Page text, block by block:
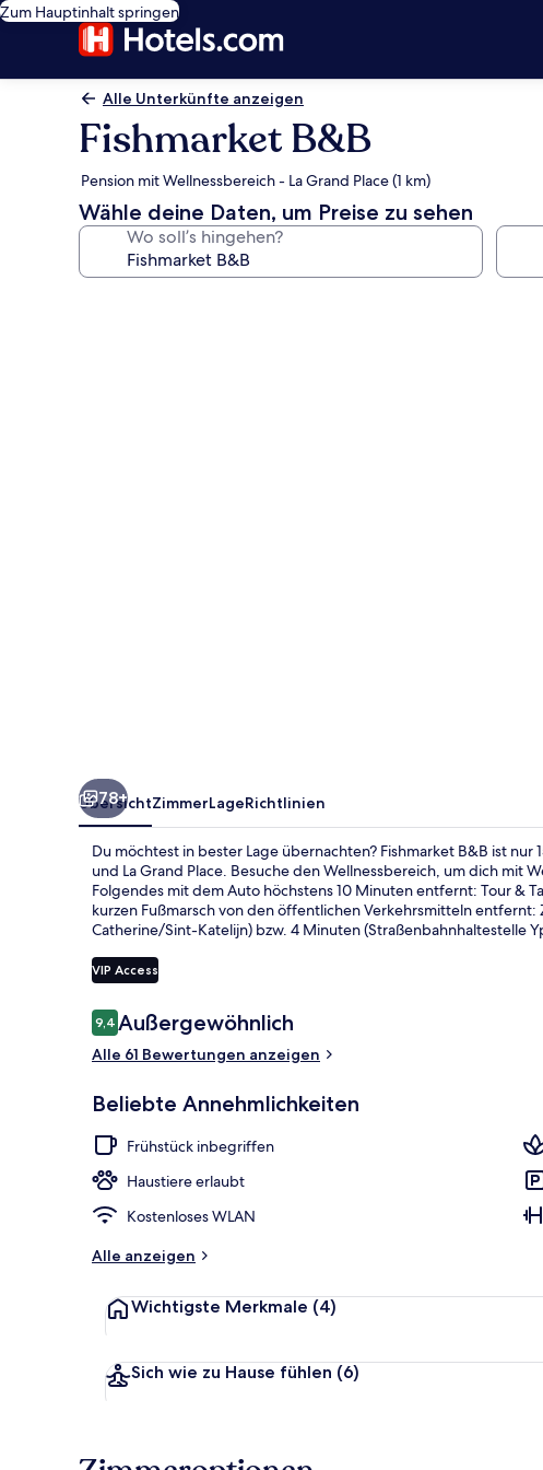
Zum Hauptinhalt springen
Alle Unterkünfte anzeigen
Fishmarket B&B
Pension mit Wellnessbereich - La Grand Place (1 km)
Wähle deine Daten, um Preise zu sehen
Wo soll’s hingehen?
78+
ÜbersichtZimmerLageRichtlinien
Du möchtest in bester Lage übernachten? Fishmarket B&B ist
und La Grand Place. Besuche den Wellnessbereich, um dich mit
Folgendes mit dem Auto höchstens 10 Minuten entfernt: Tour &
kurzen Fußmarsch von den öffentlichen Verkehrsmitteln
Catherine/Sint-Katelijn) bzw. 4 Minuten (Straßenbahnhaltestelle
VIP Access
Bewertungen
9,49,4 von 10.
Außergewöhnlich
Alle 61 Bewertungen anzeigen
Beliebte Annehmlichkeiten
Frühstück inbegriffen
Haustiere erlaubt
Kostenloses WLAN
Alle anzeigen
Wichtigste Merkmale (4)
Sich wie zu Hause fühlen (6)